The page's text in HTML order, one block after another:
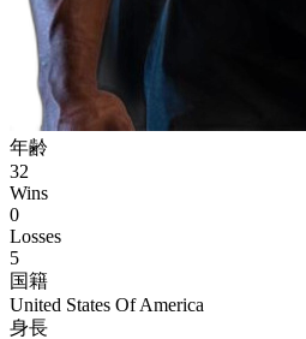
年齢
32
Wins
0
Losses
5
国籍
United States Of America
身長